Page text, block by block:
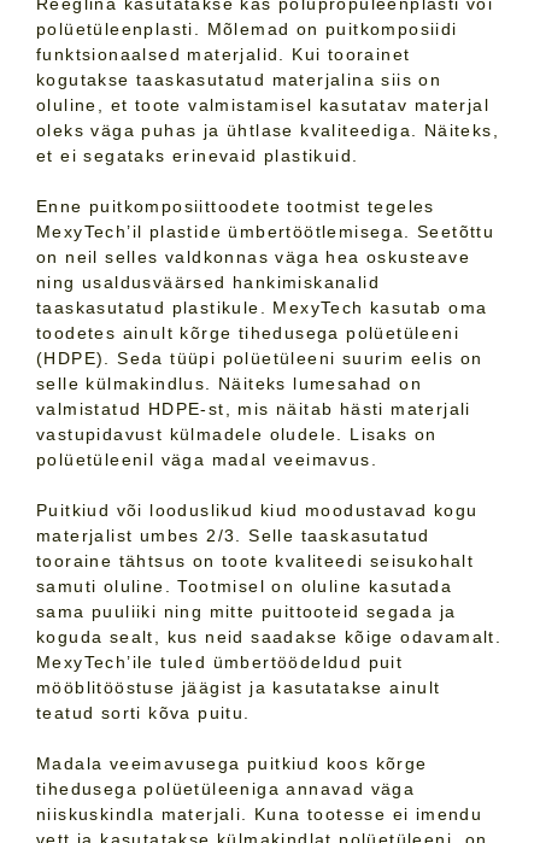
polüetüleenplasti. Mõlemad on puitkomposiidi
funktsionaalsed materjalid. Kui toorainet
kogutakse taaskasutatud materjalina siis on
oluline, et toote valmistamisel kasutatav materjal
oleks väga puhas ja ühtlase kvaliteediga. Näiteks,
et ei segataks erinevaid plastikuid.
Enne puitkomposiittoodete tootmist tegeles
MexyTech’il plastide ümbertöötlemisega. Seetõttu
on neil selles valdkonnas väga hea oskusteave
ning usaldusväärsed hankimiskanalid
taaskasutatud plastikule. MexyTech kasutab oma
toodetes ainult kõrge tihedusega polüetüleeni
(HDPE). Seda tüüpi polüetüleeni suurim eelis on
selle külmakindlus. Näiteks lumesahad on
valmistatud HDPE-st, mis näitab hästi materjali
vastupidavust külmadele oludele. Lisaks on
polüetüleenil väga madal veeimavus.
Puitkiud või looduslikud kiud moodustavad kogu
materjalist umbes 2/3. Selle taaskasutatud
tooraine tähtsus on toote kvaliteedi seisukohalt
samuti oluline. Tootmisel on oluline kasutada
sama puuliiki ning mitte puittooteid segada ja
koguda sealt, kus neid saadakse kõige odavamalt.
MexyTech’ile tuled ümbertöödeldud puit
mööblitööstuse jäägist ja kasutatakse ainult
teatud sorti kõva puitu.
Madala veeimavusega puitkiud koos kõrge
tihedusega polüetüleeniga annavad väga
niiskuskindla materjali. Kuna tootesse ei imendu